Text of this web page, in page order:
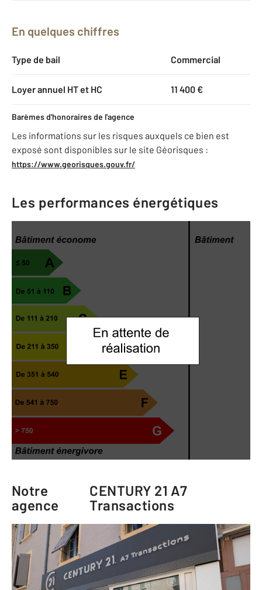
En quelques chiffres
Type de bail Commercial
Loyer annuel HT et HC 11 400 €
Barèmes d'honoraires de l'agence
Les informations sur les risques auxquels ce bien est
exposé sont disponibles sur le site Géorisques :
https://www.georisques.gouv.fr/
Les performances énergétiques
Notre
agence
CENTURY 21 A7
Transactions